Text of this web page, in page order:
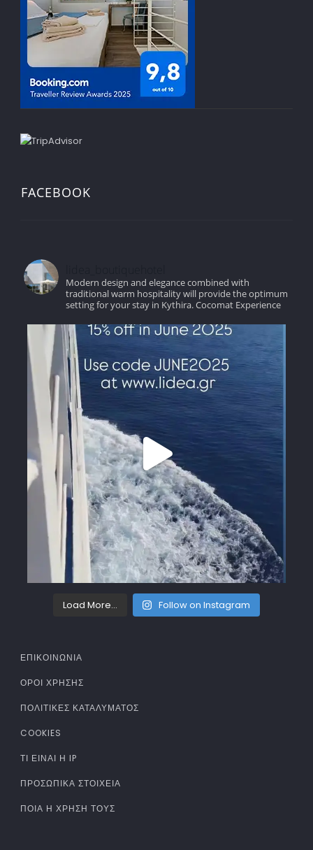
FACEBOOK
Modern design and elegance combined with
traditional warm hospitality will provide the optimum
setting for your stay in Kythira.Cocomat Experience
Load More... Follow on Instagram
ΕΠΙΚΟΙΝΩΝΙΑ
ΌΡΟΙ ΧΡΉΣΗΣ
ΠΟΛΙΤΙΚΈΣ ΚΑΤΑΛΎΜΑΤΟΣ
COOKIES
ΤΊ ΕΊΝΑΙ Η IP
ΠΡΟΣΩΠΙΚΆ ΣΤΟΙΧΕΊΑ
ΠΟΙΑ Η ΧΡΉΣΗ ΤΟΥΣ